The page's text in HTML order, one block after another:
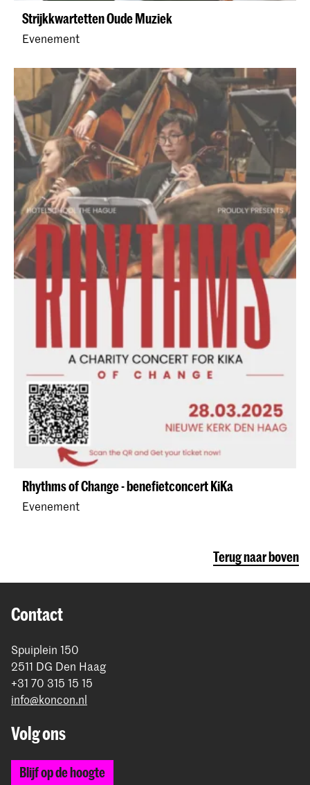
Strijkkwartetten Oude Muziek
Evenement
Rhythms of Change - benefietconcert KiKa
Evenement
Terug naar boven
Contact
Spuiplein 150
2511 DG Den Haag
+31 70 315 15 15
info@koncon.nl
Volg ons
Blijf op de hoogte